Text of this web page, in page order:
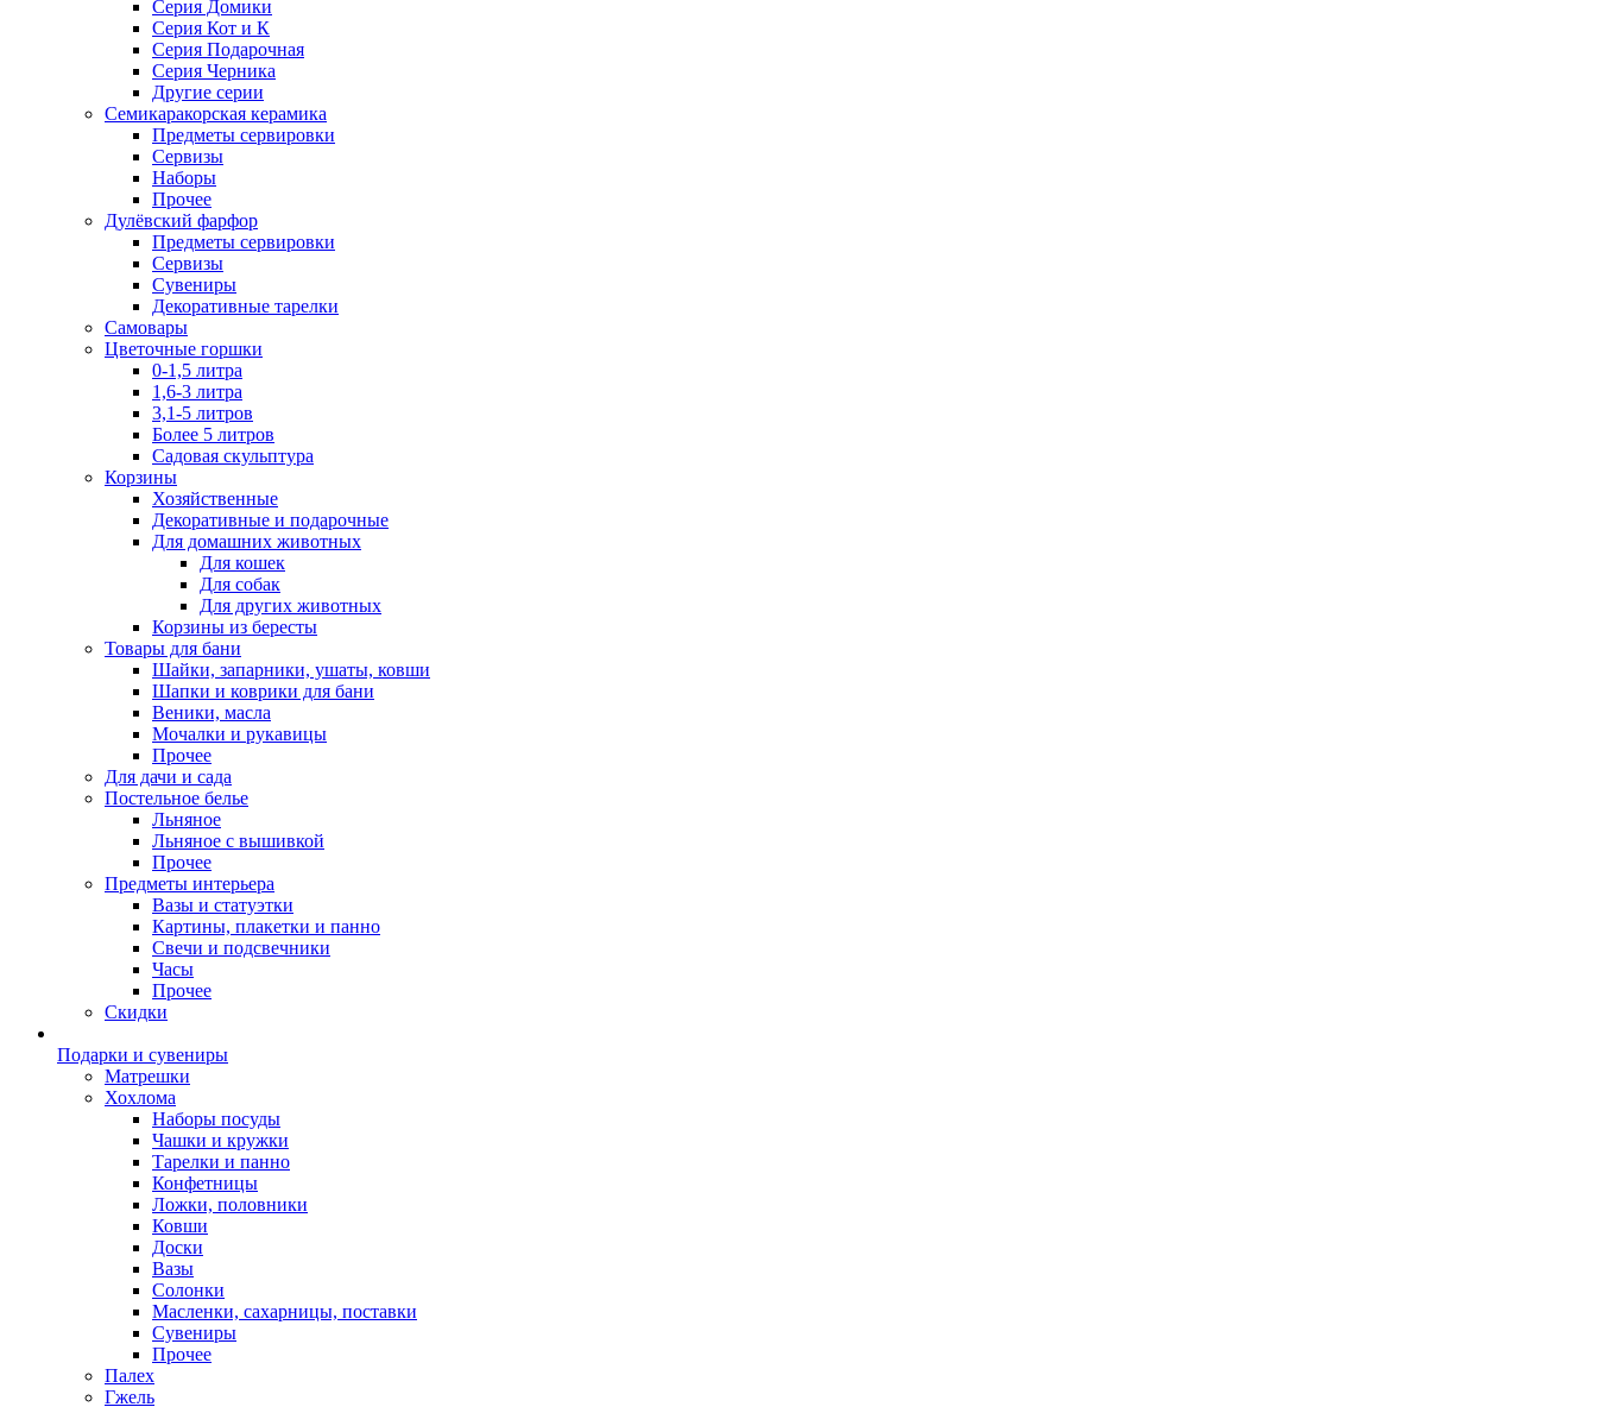
Серия Домики
Серия Кот и К
Серия Подарочная
Серия Черника
Другие серии
Семикаракорская керамика
Предметы сервировки
Сервизы
Наборы
Прочее
Дулёвский фарфор
Предметы сервировки
Сервизы
Сувениры
Декоративные тарелки
Самовары
Цветочные горшки
0-1,5 литра
1,6-3 литра
3,1-5 литров
Более 5 литров
Садовая скульптура
Корзины
Хозяйственные
Декоративные и подарочные
Для домашних животных
Для кошек
Для собак
Для других животных
Корзины из бересты
Товары для бани
Шайки, запарники, ушаты, ковши
Шапки и коврики для бани
Веники, масла
Мочалки и рукавицы
Прочее
Для дачи и сада
Постельное белье
Льняное
Льняное с вышивкой
Прочее
Предметы интерьера
Вазы и статуэтки
Картины, плакетки и панно
Свечи и подсвечники
Часы
Прочее
Скидки
Подарки и сувениры
Матрешки
Хохлома
Наборы посуды
Чашки и кружки
Тарелки и панно
Конфетницы
Ложки, половники
Ковши
Доски
Вазы
Солонки
Масленки, сахарницы, поставки
Сувениры
Прочее
Палех
Гжель